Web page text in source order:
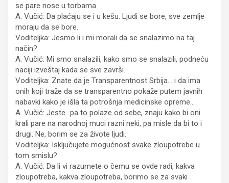
se pare nose u torbama.
A. Vučić: Da plaćaju se i u kešu. Ljudi se bore, sve zemlje
moraju da se bore.
Voditeljka: Jesmo li i mi morali da se snalazimo na taj
način?
A. Vučić: Mi smo snalazili, kako smo se snalazili, podneću
naciji izveštaj kada se sve završi.
Voditeljka: Znate da je Transparentnost Srbija… i da ima
onih koji traže da se transparentno pokaže putem javnih
nabavki kako je išla ta potrošnja medicinske opreme…
A. Vučić: Jeste…pa to polaze od sebe, znaju kako bi oni
krali pare na narodnoj muci razni neki, pa misle da bi to i
drugi. Ne, borim se za živote ljudi.
Voditeljka: Isključujete mogućnost svake zloupotrebe u
tom smislu?
A. Vučić: Da li vi razumete o čemu se ovde radi, kakva
zloupotreba, kakva zloupotreba, borimo se za svaki